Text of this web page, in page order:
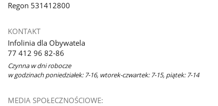
Regon 531412800
KONTAKT
Infolinia dla Obywatela
77 412 96 82-86
Czynna w dni robocze
w godzinach poniedziałek: 7-16, wtorek-czwartek: 7-15, piątek: 7-14
MEDIA SPOŁECZNOŚCIOWE: